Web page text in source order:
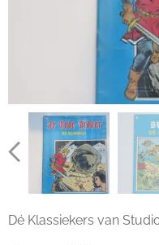
Dé Klassiekers van